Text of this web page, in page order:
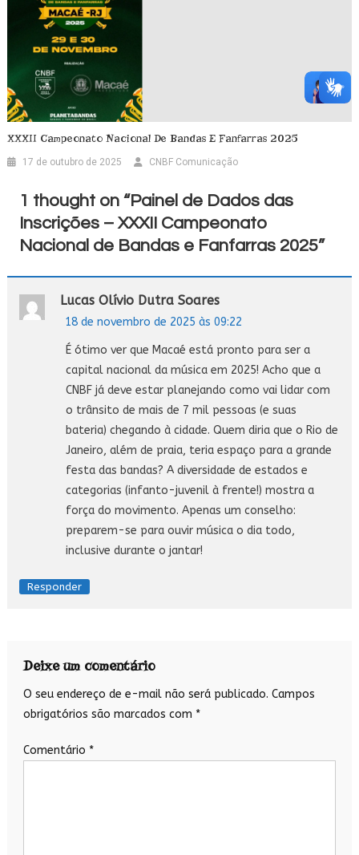
XXXII Campeonato Nacional De Bandas E Fanfarras 2025
17 de outubro de 2025 CNBF Comunicação
1 thought on “Painel de Dados das
Inscrições – XXXII Campeonato
Nacional de Bandas e Fanfarras 2025”
Lucas Olívio Dutra Soares
18 de novembro de 2025 às 09:22
É ótimo ver que Macaé está pronto para ser a
capital nacional da música em 2025! Acho que a
CNBF já deve estar planejando como vai lidar com
o trânsito de mais de 7 mil pessoas (e suas
bateria) chegando à cidade. Quem diria que o Rio de
Janeiro, além de praia, teria espaço para a grande
festa das bandas? A diversidade de estados e
categorias (infanto-juvenil à frente!) mostra a
força do movimento. Apenas um conselho:
preparem-se para ouvir música o dia todo,
inclusive durante o jantar!
Responder
Deixe um comentário
O seu endereço de e-mail não será publicado. Campos
obrigatórios são marcados com *
Comentário *